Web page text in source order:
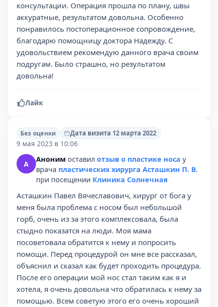
консультации. Операция прошла по плану, швы
аккуратные, результатом довольна. Особенно
понравилось постоперационное сопровождение,
благодарю помощницу доктора Надежду. С
удовольствием рекомендую данного врача своим
подругам. Было страшно, но результатом
довольна!
Лайк
Без оценки
Дата визита 12 марта 2022
9 мая 2023 в 10:06
А Аноним оставил отзыв о пластике носа у
врача пластических хирурга Асташкин П. В.
при посещении Клиника Солнечная
Асташкин Павел Вячеславович, хирург от бога у
меня была проблема с носом был небольшой
горб, очень из за этого комплексовала, была
стыдно показатся на люди. Моя мама
посоветовала обратится к нему и попросить
помощи. Перед процедурой он мне все рассказал,
объяснил и сказал как будет проходить процедура.
После его операции мой нос стал таким как я и
хотела, я очень довольна что обратилась к нему за
помощью. Всем советую этого его очень хороший